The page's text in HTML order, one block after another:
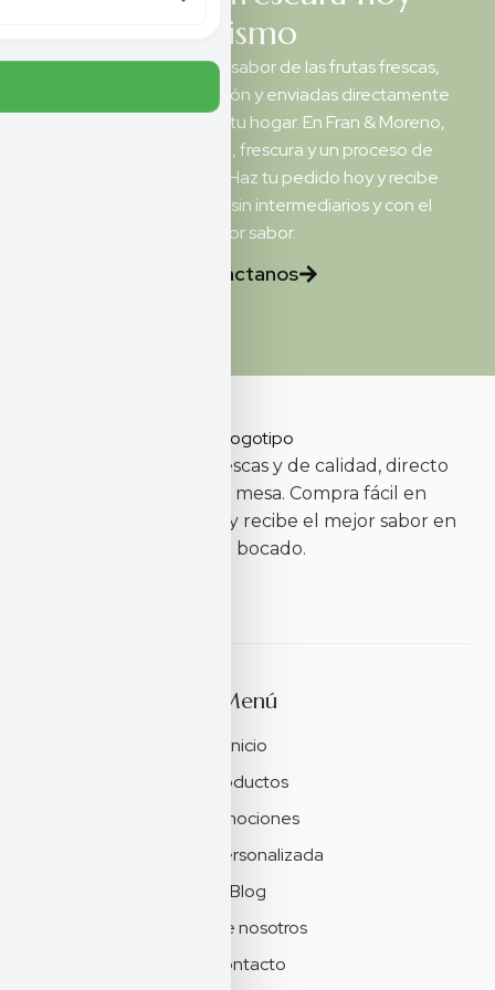
mismo
Disfruta del auténtico sabor de las frutas frescas,
cultivadas con dedicación y enviadas directamente
desde el campo hasta tu hogar. En Fran & Moreno,
garantizamos calidad, frescura y un proceso de
compra fácil y rápido. Haz tu pedido hoy y recibe
productos naturales, sin intermediarios y con el
mejor sabor.
Contáctanos
Disfruta de frutas frescas y de calidad, directo
del agricultor a tu mesa. Compra fácil en
nuestro eCommerce y recibe el mejor sabor en
cada bocado.
Menú
Inicio
Productos
Promociones
Caja personalizada
Blog
Sobre nosotros
Contacto